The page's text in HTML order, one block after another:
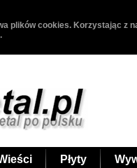
plików cookies. Korzystając z
.
Płyty